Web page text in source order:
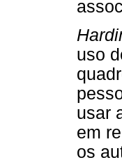
uso
usar
em
os